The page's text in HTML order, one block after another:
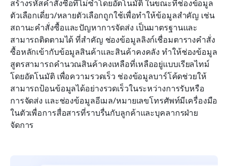
สร้างรหัสคำสั่งซื้อที่ไม่ซ้ำโดยอัตโนมัติ ในขณะที่ช่องข้อมูล
ตัวเลือกเดี่ยว/หลายตัวเลือกถูกใช้เพื่อทำให้ข้อมูลสำคัญ เช่น
สถานะคำสั่งซื้อและปัญหาการจัดส่ง เป็นมาตรฐานและ
สามารถติดตามได้ ที่สำคัญ ช่องข้อมูลลิงก์เชื่อมตารางคำสั่ง
ซื้อหลักเข้ากับข้อมูลสินค้าและสินค้าคงคลัง ทำให้ช่องข้อมูล
สูตรสามารถคำนวณสินค้าคงเหลือที่เหลืออยู่แบบเรียลไทม์
โดยอัตโนมัติ เพื่อความรวดเร็ว ช่องข้อมูลบาร์โค้ดช่วยให้
สามารถป้อนข้อมูลได้อย่างรวดเร็วในระหว่างการรับหรือ
การจัดส่ง และช่องข้อมูลอีเมล/หมายเลขโทรศัพท์มีเครื่องมือ
ในตัวเพื่อการสื่อสารที่ราบรื่นกับลูกค้าและบุคลากรฝ่าย
จัดการ